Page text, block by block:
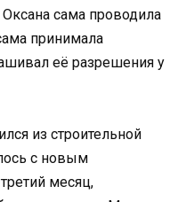
сама проводила
принимала
её разрешения у
из строительной
с новым
месяц,